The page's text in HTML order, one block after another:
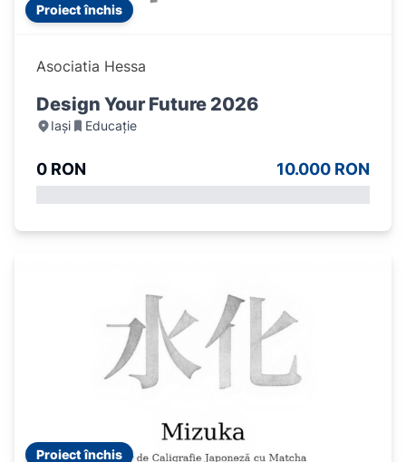
Proiect închis
Asociatia Hessa
Design Your Future 2026
Iași Educație
0 RON 10.000 RON
Proiect închis